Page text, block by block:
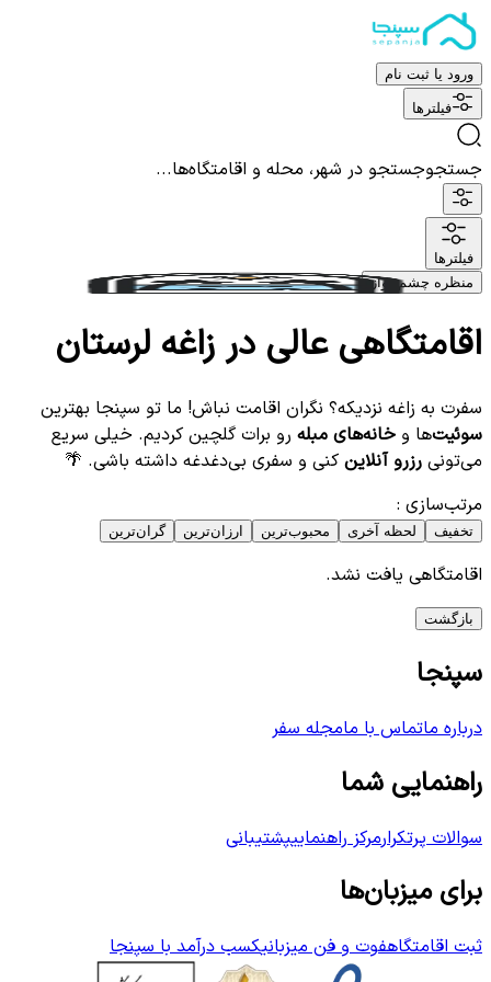
ورود یا ثبت نام
فیلترها
جستجوجستجو در شهر، محله و اقامتگاه‌ها...
فیلترها
منظره چشم نواز
اقامتگاهی عالی در زاغه لرستان
سفرت به زاغه نزدیکه؟ نگران اقامت نباش! ما تو سپنجا بهترین
سوئیت‌ها و خانه‌های مبله رو برات گلچین کردیم. خیلی سریع
می‌تونی رزرو آنلاین کنی و سفری بی‌دغدغه داشته باشی. 🌴
مرتب‌سازی :
تخفیف لحظه آخری محبوب‌ترین ارزان‌ترین گران‌ترین
اقامتگاهی یافت نشد.
بازگشت
سپنجا
درباره ماتماس با مامجله سفر
راهنمایی شما
سوالات پرتکرارمرکز راهنماییپشتیبانی
برای میزبان‌ها
ثبت اقامتگاهفوت و فن میزبانیکسب درآمد با سپنجا